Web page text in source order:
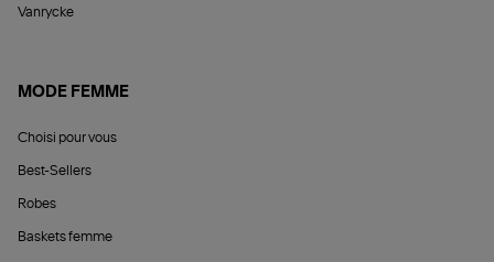
Vanrycke
MODE FEMME
Choisi pour vous
Best-Sellers
Robes
Baskets femme